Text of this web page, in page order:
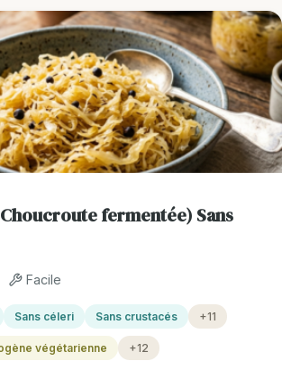
fermentée) Sans
Facile
Sans céleri Sans crustacés +11
végétarienne +12